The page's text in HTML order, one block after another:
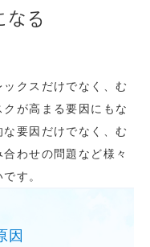
なる
クスだけでなく、む
が高まる要因にもな
要因だけでなく、む
わせの問題など様々
す。
因